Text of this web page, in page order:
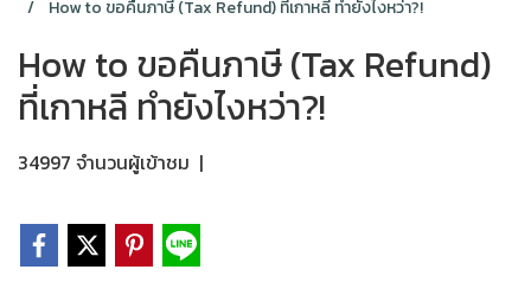
How to ขอคืนภาษี (Tax Refund) ที่เกาหลี ทำยังไงหว่า?!
How to ขอคืนภาษี (Tax Refund)
ที่เกาหลี ทำยังไงหว่า?!
34997 จำนวนผู้เข้าชม |